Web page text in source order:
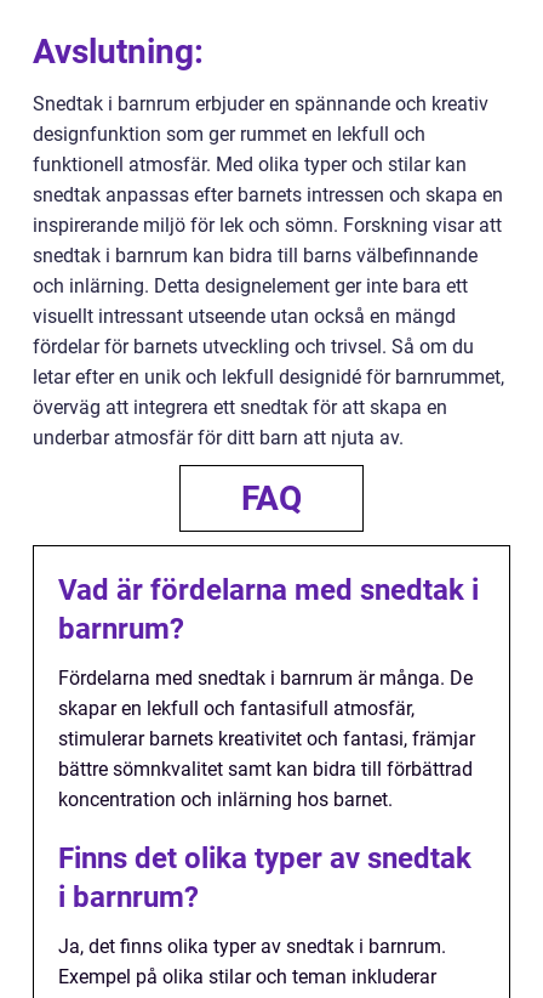
Avslutning:
Snedtak i barnrum erbjuder en spännande och kreativ
designfunktion som ger rummet en lekfull och
funktionell atmosfär. Med olika typer och stilar kan
snedtak anpassas efter barnets intressen och skapa en
inspirerande miljö för lek och sömn. Forskning visar att
snedtak i barnrum kan bidra till barns välbefinnande
och inlärning. Detta designelement ger inte bara ett
visuellt intressant utseende utan också en mängd
fördelar för barnets utveckling och trivsel. Så om du
letar efter en unik och lekfull designidé för barnrummet,
överväg att integrera ett snedtak för att skapa en
underbar atmosfär för ditt barn att njuta av.
FAQ
Vad är fördelarna med snedtak i
barnrum?
Fördelarna med snedtak i barnrum är många. De
skapar en lekfull och fantasifull atmosfär,
stimulerar barnets kreativitet och fantasi, främjar
bättre sömnkvalitet samt kan bidra till förbättrad
koncentration och inlärning hos barnet.
Finns det olika typer av snedtak
i barnrum?
Ja, det finns olika typer av snedtak i barnrum.
Exempel på olika stilar och teman inkluderar